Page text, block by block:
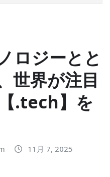
ロジーとと
界が注目
.tech】を
11月 7, 2025